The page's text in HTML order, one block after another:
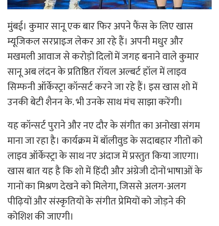
मुंबई। कुमार सानू एक बार फिर अपने फैंस के लिए खास
म्यूजिकल सरप्राइज लेकर आ रहे हैं। अपनी मधुर और
मखमली आवाज से करोड़ों दिलों में जगह बनाने वाले कुमार
सानू अब लंदन के प्रतिष्ठित रॉयल अल्बर्ट हॉल में लाइव
सिम्फनी ऑर्केस्ट्रा कॉन्सर्ट करने जा रहे हैं। इस खास शो में
उनकी बेटी शैनन के. भी उनके साथ मंच साझा करेंगी।
यह कॉन्सर्ट पुराने और नए दौर के संगीत का अनोखा संगम
माना जा रहा है। कार्यक्रम में बॉलीवुड के सदाबहार गीतों को
लाइव ऑर्केस्ट्रा के साथ नए अंदाज में प्रस्तुत किया जाएगा।
खास बात यह है कि शो में हिंदी और अंग्रेजी दोनों भाषाओं के
गानों का मिश्रण देखने को मिलेगा, जिससे अलग-अलग
पीढ़ियों और संस्कृतियों के संगीत प्रेमियों को जोड़ने की
कोशिश की जाएगी।